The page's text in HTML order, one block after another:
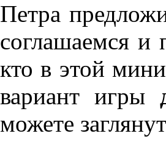
Петра
соглашаемся
кто в этой
вариант игры
можете